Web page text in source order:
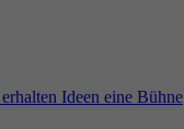
Ideen eine Bühne